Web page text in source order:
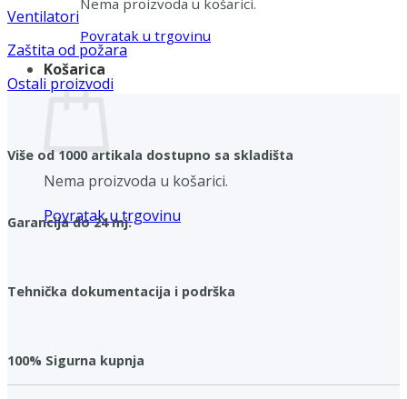
Nema proizvoda u košarici.
Povratak u trgovinu
Košarica
Nema proizvoda u košarici.
Povratak u trgovinu
Ventilatori
Zaštita od požara
Ostali proizvodi
Više od 1000 artikala dostupno sa skladišta
Garancija do 24 mj.
Tehnička dokumentacija i podrška
100% Sigurna kupnja